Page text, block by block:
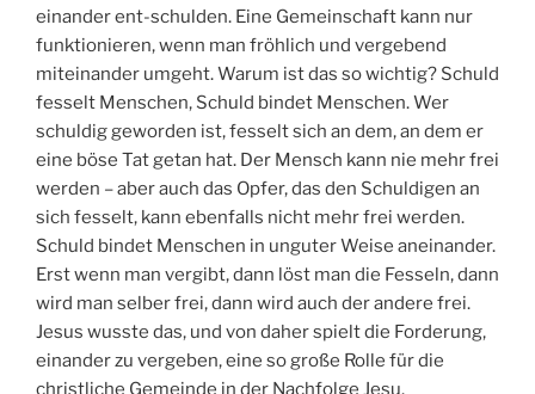
einander ent-schulden. Eine Gemeinschaft kann nur
funktionieren, wenn man fröhlich und vergebend
miteinander umgeht. Warum ist das so wichtig? Schuld
fesselt Menschen, Schuld bindet Menschen. Wer
schuldig geworden ist, fesselt sich an dem, an dem er
eine böse Tat getan hat. Der Mensch kann nie mehr frei
werden – aber auch das Opfer, das den Schuldigen an
sich fesselt, kann ebenfalls nicht mehr frei werden.
Schuld bindet Menschen in unguter Weise aneinander.
Erst wenn man vergibt, dann löst man die Fesseln, dann
wird man selber frei, dann wird auch der andere frei.
Jesus wusste das, und von daher spielt die Forderung,
einander zu vergeben, eine so große Rolle für die
christliche Gemeinde in der Nachfolge Jesu.